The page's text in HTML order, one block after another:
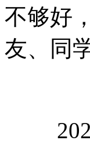
不够好
友、同